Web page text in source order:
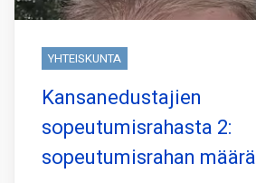
YHTEISKUNTA
Kansanedustajien
sopeutumisrahasta 2:
sopeutumisrahan määrä